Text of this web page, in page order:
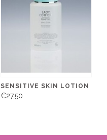
SENSITIVE SKIN LOTION
€27,50